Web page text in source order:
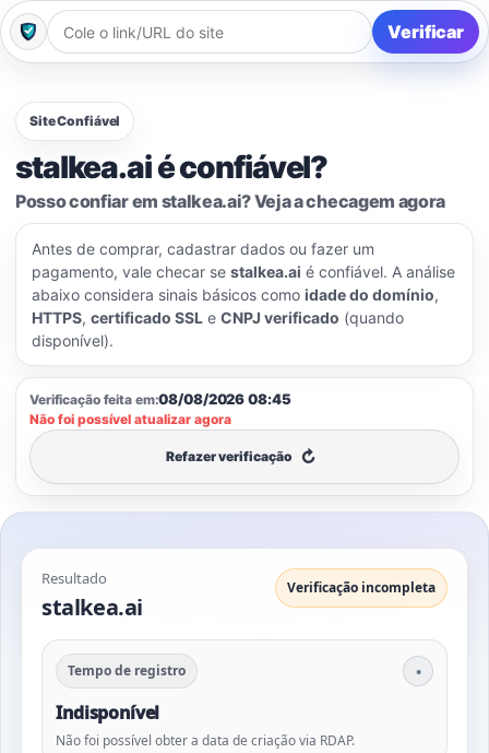
Verificar
Site Confiável
stalkea.ai é confiável?
Posso confiar em stalkea.ai? Veja a checagem agora
Antes de comprar, cadastrar dados ou fazer um
pagamento, vale checar se stalkea.ai é confiável. A análise
abaixo considera sinais básicos como idade do domínio,
HTTPS, certificado SSL e CNPJ verificado (quando
disponível).
Verificação feita em:08/08/2026 08:45
Não foi possível atualizar agora
Refazer verificação ↻
Resultado
stalkea.ai
Verificação incompleta
Tempo de registro
Indisponível
Não foi possível obter a data de criação via RDAP.